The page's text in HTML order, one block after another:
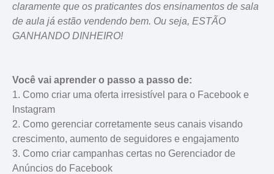
claramente que os praticantes dos ensinamentos de sala
de aula já estão vendendo bem. Ou seja, ESTÃO
GANHANDO DINHEIRO!
Você vai aprender o passo a passo de:
1. Como criar uma oferta irresistível para o Facebook e
Instagram
2. Como gerenciar corretamente seus canais visando
crescimento, aumento de seguidores e engajamento
3. Como criar campanhas certas no Gerenciador de
Anúncios do Facebook